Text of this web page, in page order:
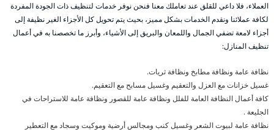
العملاء، فلا داعي للقلق عند تعاملك معنا فنحن نوفر خدمات لتنظيف ذات الجودة المفردة
لكافة عملائنا ونقدم الخدمات بشكل مميز، بحيث يتم تحويل كل الأجزاء الغير نظيفة إلى
أجزاء لامعة تضفي الجمال واللمعان والبريق إلى الأشياء، وأبرز ما تخصصنا به في أعمال
تنظيف المنازل:
نظافة عامة ونظافة مطابخ ونظافة ثريات.
غسيل خزانات مع العزل والتعقيم وغسيل مسابح مع التعقيم.
كافة أعمال النظافة العامة للفلل ونظافة عامة للقصور ونظافة عامة للاستراحات في
الجليعة .
نظافة عامة لبيوت الشعر وغسيل كنب ومجالس أرضية وموكيت وسجاد مع التعطير